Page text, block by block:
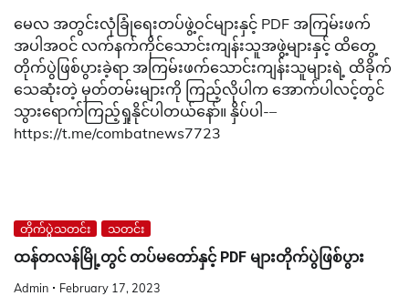
မေလ အတွင်းလုံခြုံရေးတပ်ဖွဲ့ဝင်များနှင့် PDF အကြမ်းဖက်
အပါအဝင် လက်နက်ကိုင်သောင်းကျန်းသူအဖွဲ့များနှင့် ထိတွေ့
တိုက်ပွဲဖြစ်ပွားခဲ့ရာ အကြမ်းဖက်သောင်းကျန်းသူများရဲ့ ထိခိုက်
သေဆုံးတဲ့ မှတ်တမ်းများကို ကြည့်လိုပါက အောက်ပါလင့်တွင်
သွားရောက်ကြည့်ရှုနိုင်ပါတယ်နော်။ နှိပ်ပါ-–
https://t.me/combatnews7723
တိုက်ပွဲသတင်း သတင်း
ထန်တလန်မြို့တွင် တပ်မတော်နှင့် PDF များတိုက်ပွဲဖြစ်ပွား
Admin February 17, 2023